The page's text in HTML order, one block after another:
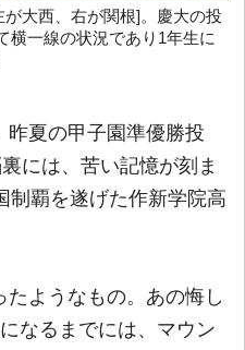
大西、右が関根]。慶大の投
横一線の状況であり1年生に
夏の甲子園準優勝投
には、苦い記憶が刻ま
制覇を遂げた作新学院高
たようなもの。あの悔し
なるまでには、マウン